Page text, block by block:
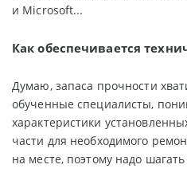
и Microsoft...
Как обеспечивается
Думаю, запаса прочности
обученные специалисты,
характеристики
части для необходимого
на месте, поэтому надо